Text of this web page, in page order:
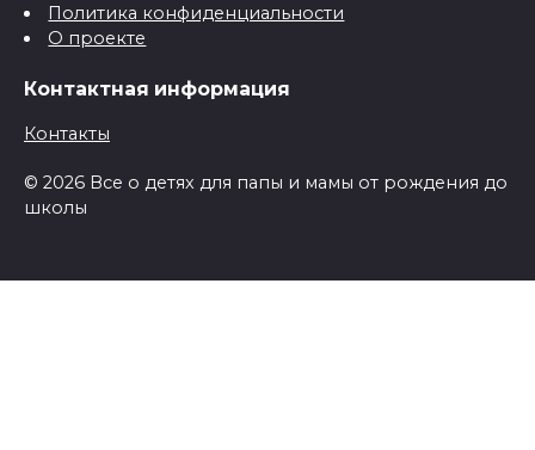
Политика конфиденциальности
О проекте
Контактная информация
Контакты
© 2026 Все о детях для папы и мамы от рождения до
школы